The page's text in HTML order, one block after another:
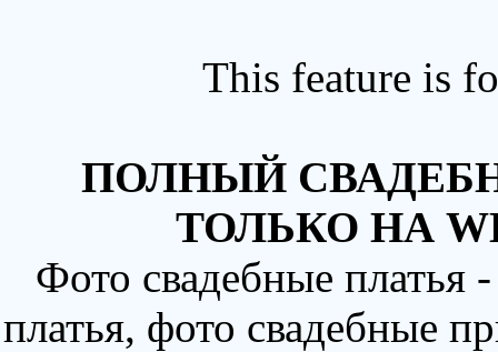
This feature is
ПОЛНЫЙ
ТОЛЬКО НА
Фото свадебные
платья, фото свадебные